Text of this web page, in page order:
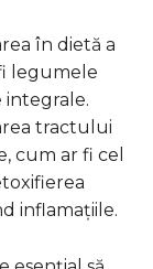
în dietă a
legumele
integrale.
tractului
cum ar fi cel
inflamațiile.